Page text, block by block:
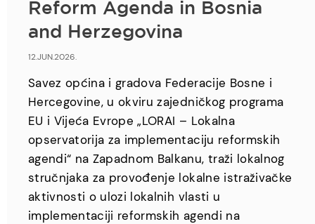
Reform Agenda in Bosnia
and Herzegovina
12.JUN.2026.
Savez općina i gradova Federacije Bosne i
Hercegovine, u okviru zajedničkog programa
EU i Vijeća Evrope „LORAI – Lokalna
opservatorija za implementaciju reformskih
agendi“ na Zapadnom Balkanu, traži lokalnog
stručnjaka za provođenje lokalne istraživačke
aktivnosti o ulozi lokalnih vlasti u
implementaciji reformskih agendi na